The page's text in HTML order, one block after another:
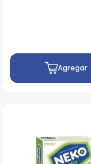
Agregar